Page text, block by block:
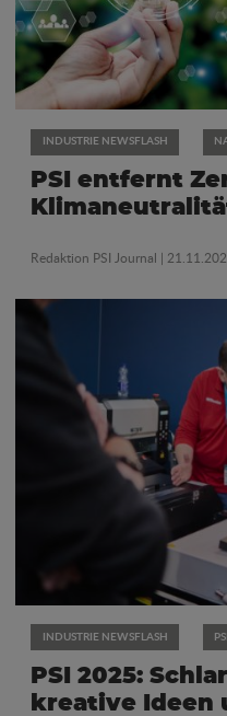
INDUSTRIE NEWSFLASH
PSI entfernt
Redaktion PSI Journal |
INDUSTRIE NEWSFLASH PSI
PSI 2025:
kreative Ideen